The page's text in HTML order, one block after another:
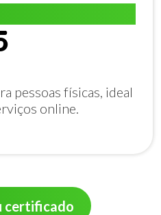
pessoas físicas, ideal
online.
certificado